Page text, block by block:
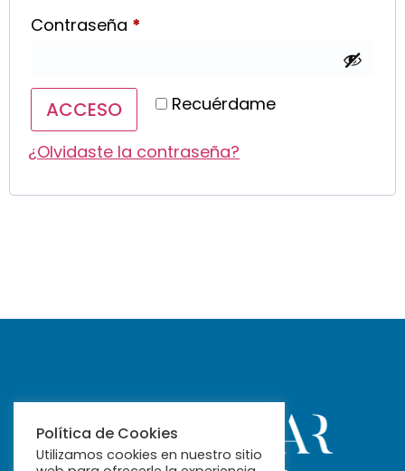
Contraseña *
Recuérdame
ACCESO
¿Olvidaste la contraseña?
Política de Cookies
Utilizamos cookies en nuestro sitio